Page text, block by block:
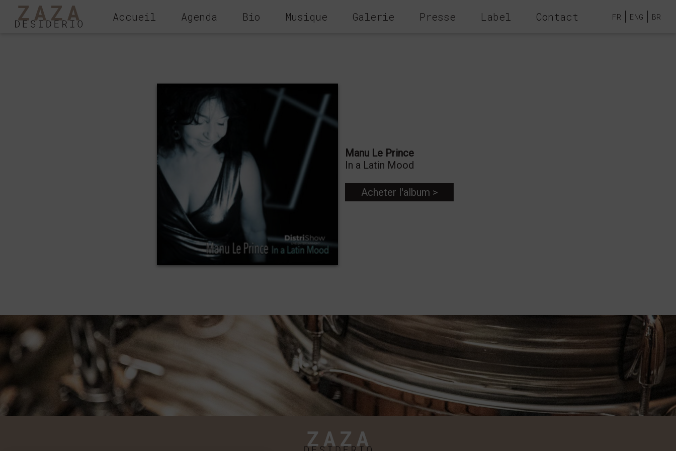
Accueil Agenda Bio Musique Galerie Presse Label Contact FR ENG BR
Manu Le Prince
In a Latin Mood
Acheter l'album >